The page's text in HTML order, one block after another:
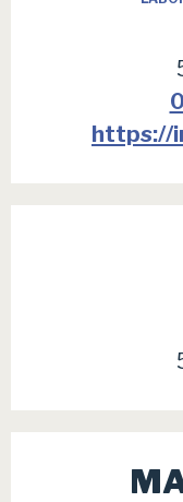
https://